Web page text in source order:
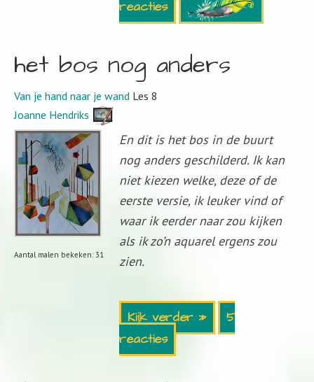
reacties
het bos nog anders
Van je hand naar je wand Les 8
Joanne Hendriks
Aantal malen bekeken: 31
En dit is het bos in de buurt
nog anders geschilderd. Ik kan
niet kiezen welke, deze of de
eerste versie, ik leuker vind of
waar ik eerder naar zou kijken
als ik zo’n aquarel ergens zou
zien.
Kijk verder »
5
reacties